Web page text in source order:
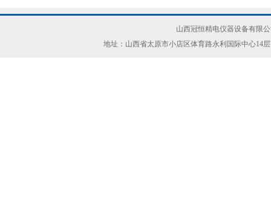
山西冠恒精电仪器设备有限
地址：山西省太原市小店区体育路永利国际中心14